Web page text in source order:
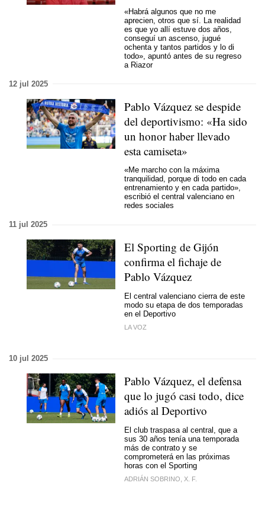
«Habrá algunos que no me
aprecien, otros que sí. La realidad
es que yo allí estuve dos años,
conseguí un ascenso, jugué
ochenta y tantos partidos y lo di
todo», apuntó antes de su regreso
a Riazor
12 jul 2025
Pablo Vázquez se despide
del deportivismo: «Ha sido
un honor haber llevado
esta camiseta»
«Me marcho con la máxima
tranquilidad, porque di todo en cada
entrenamiento y en cada partido»,
escribió el central valenciano en
redes sociales
11 jul 2025
El Sporting de Gijón
confirma el fichaje de
Pablo Vázquez
El central valenciano cierra de este
modo su etapa de dos temporadas
en el Deportivo
LA VOZ
10 jul 2025
Pablo Vázquez, el defensa
que lo jugó casi todo, dice
adiós al Deportivo
El club traspasa al central, que a
sus 30 años tenía una temporada
más de contrato y se
comprometerá en las próximas
horas con el Sporting
ADRIÁN SOBRINO, X. F.